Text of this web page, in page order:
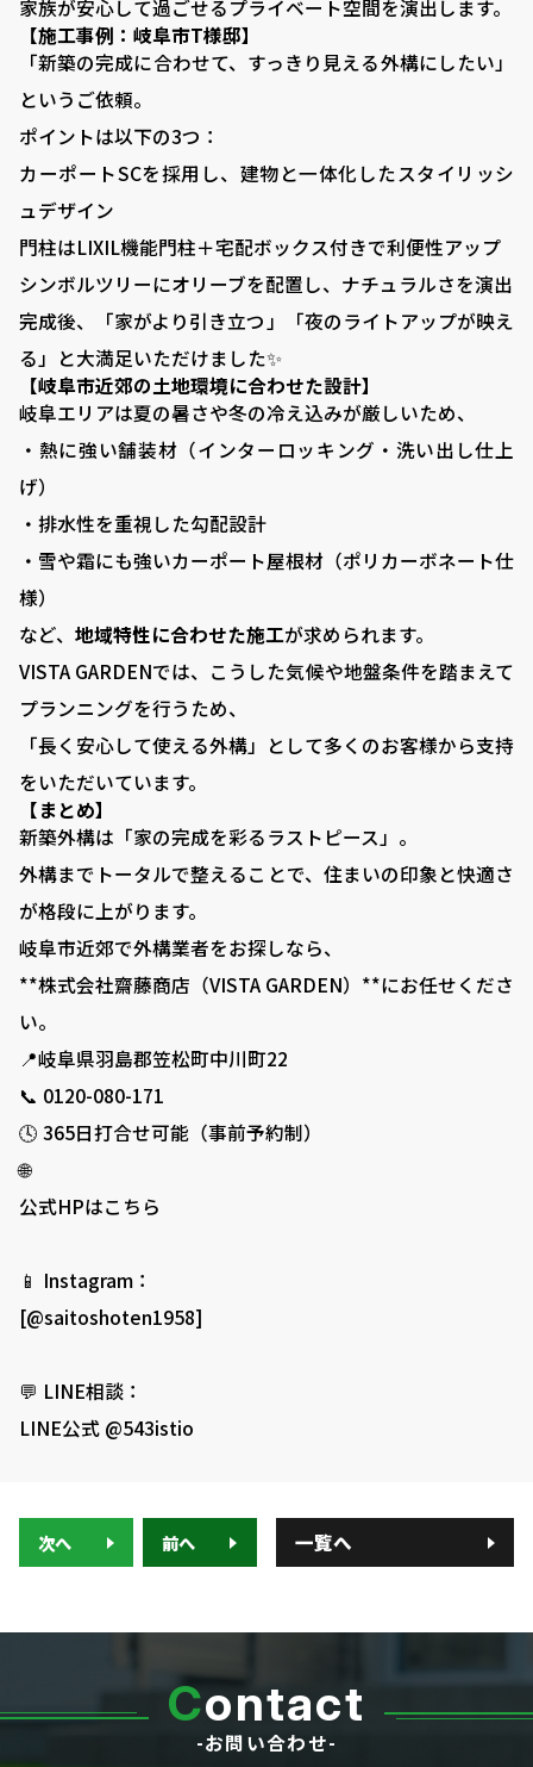
■ VISTA GARDENの外構工事
■ 庭がある暮らし：サッカーゴールがある庭
■ 庭がある暮らし：ドッグランがある庭
■ 外構プランニング
■ 料金シミュレーション
■ 施工事例
■ お客様の声
■ 展示場について
■ 求人サイト
■ お問い合わせ
TEL:0120-080-171
家族が安心して過ごせるプライベート空間を演出します。
【施工事例：岐阜市T様邸】
「新築の完成に合わせて、すっきり見える外構にしたい」
というご依頼。
ポイントは以下の3つ：
カーポートSCを採用し、建物と一体化したスタイリッシ
ュデザイン
門柱はLIXIL機能門柱＋宅配ボックス付きで利便性アップ
シンボルツリーにオリーブを配置し、ナチュラルさを演出
完成後、「家がより引き立つ」「夜のライトアップが映え
る」と大満足いただけました✨
【岐阜市近郊の土地環境に合わせた設計】
岐阜エリアは夏の暑さや冬の冷え込みが厳しいため、
・熱に強い舗装材（インターロッキング・洗い出し仕上
げ）
・排水性を重視した勾配設計
・雪や霜にも強いカーポート屋根材（ポリカーボネート仕
様）
など、 地域特性に合わせた施工が求められます。
VISTA GARDENでは、こうした気候や地盤条件を踏まえて
プランニングを行うため、
「長く安心して使える外構」として多くのお客様から支持
をいただいています。
【まとめ】
新築外構は「家の完成を彩るラストピース」。
外構までトータルで整えることで、住まいの印象と快適さ
が格段に上がります。
岐阜市近郊で外構業者をお探しなら、
**株式会社齋藤商店（VISTA GARDEN）**にお任せくださ
い。
📍岐阜県羽島郡笠松町中川町22
📞 0120-080-171
🕓 365日打合せ可能（事前予約制）
🌐
公式HPはこちら
📱 Instagram：
[@saitoshoten1958]
💬 LINE相談：
LINE公式 @543istio
次へ 前へ 一覧へ
Contact
-お問い合わせ-